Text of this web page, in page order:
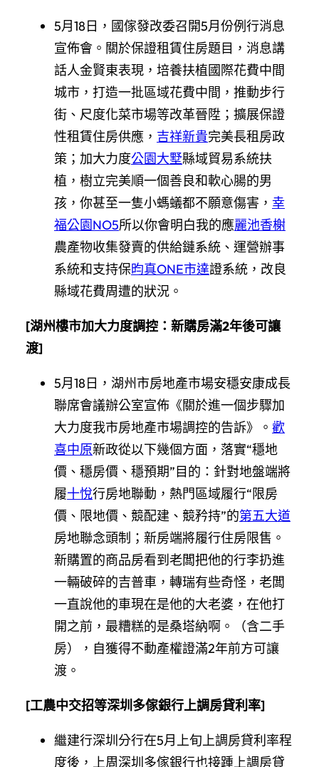
5月18日，國傢發改委召開5月份例行消息
宣佈會。關於保證租賃住房題目，消息講
話人金賢東表現，培養扶植國際花費中間
城市，打造一批區域花費中間，推動步行
街、尺度化菜市場等改革晉陞；擴展保證
性租賃住房供應， 吉祥新貴完美長租房政
策；加大力度公園大墅縣域貿易系統扶
植，樹立完美順一個善良和軟心腸的男
孩，你甚至一隻小螞蟻都不願意傷害， 幸
福公園NO5所以你會明白我的應麗池香榭
農產物收集發賣的供給鏈系統、運營辦事
系統和支持保昀真ONE市達證系統，改良
縣域花費周遭的狀況。
[湖州樓市加大力度調控：新購房滿2年後可讓
渡]
5月18日，湖州市房地產市場安穩安康成長
聯席會議辦公室宣佈《關於進一個步驟加
大力度我市房地產市場調控的告訴》。 歡
喜中原新政從以下幾個方面，落實“穩地
價、穩房價、穩預期”目的：針對地盤端將
履十悅行房地聯動，熱門區域履行“限房
價、限地價、競配建、競矜持”的第五大道
房地聯念頭制；新房端將履行住房限售。
新購置的商品房看到老闆把他的行李扔進
一輛破碎的吉普車，轉瑞有些奇怪，老闆
一直說他的車現在是他的大老婆，在他打
開之前，最糟糕的是桑塔納啊。（含二手
房），自獲得不動產權證滿2年前方可讓
渡。
[工農中交招等深圳多傢銀行上調房貸利率]
繼建行深圳分行在5月上旬上調房貸利率程
度後，上周深圳多傢銀行也接踵上調房貸